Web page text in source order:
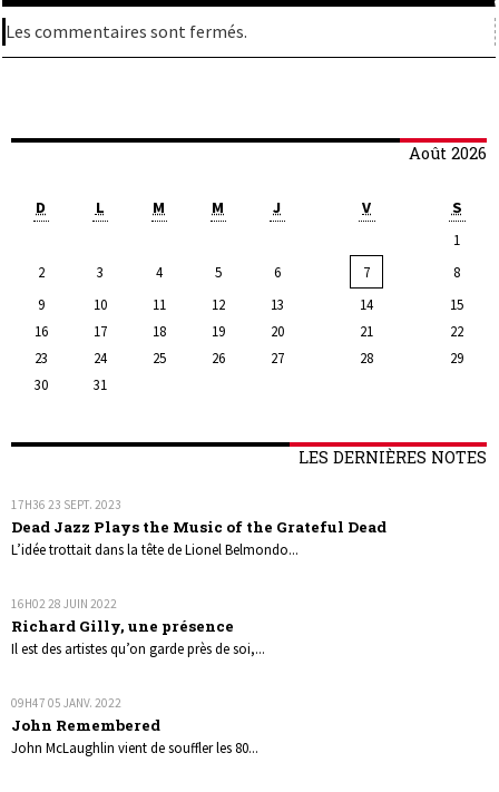
Août 2026
D L M M J V S
1
2
3 4 5 6 7
8
9
10 11 12 13 14
15
16
17 18 19 20 21
22
23
24 25 26 27 28
29
30
31
LES DERNIÈRES NOTES
17H36 23 SEPT. 2023
Dead Jazz Plays the Music of the Grateful Dead
L’idée trottait dans la tête de Lionel Belmondo...
16H02 28 JUIN 2022
Richard Gilly, une présence
Il est des artistes qu’on garde près de soi,...
09H47 05 JANV. 2022
John Remembered
John McLaughlin vient de souffler les 80...
Les commentaires sont fermés.